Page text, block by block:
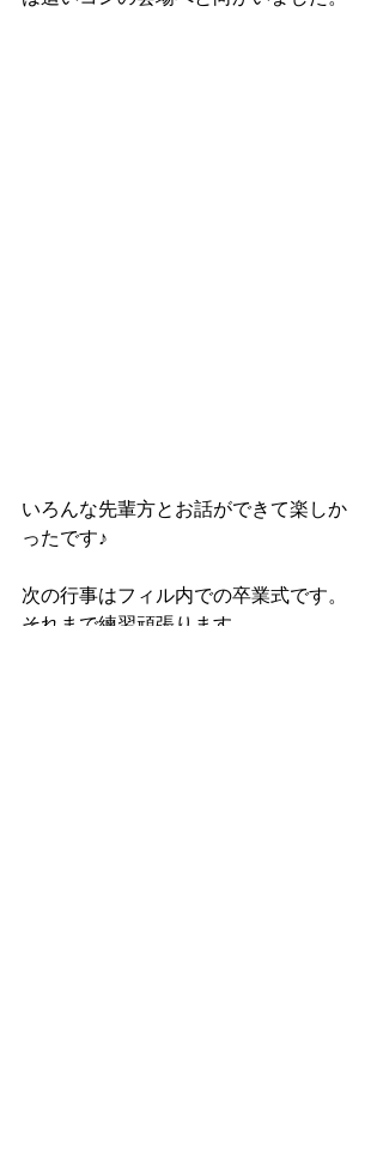
いろんな先輩方とお話ができて楽しか
ったです♪
次の行事はフィル内での卒業式です。
それまで練習頑張ります。